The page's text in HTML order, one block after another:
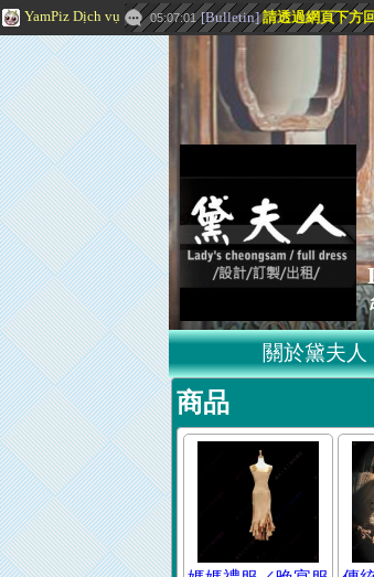
YamPiz Dịch vụ 05:07:01 [Bulletin]請透過網頁下方
關於黛夫人
商品